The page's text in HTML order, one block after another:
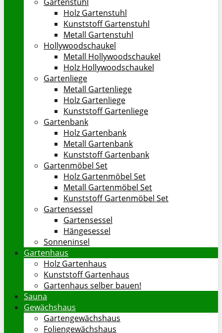
Holz Gartenstuhl
Kunststoff Gartenstuhl
Metall Gartenstuhl
Hollywoodschaukel
Metall Hollywoodschaukel
Holz Hollywoodschaukel
Gartenliege
Metall Gartenliege
Holz Gartenliege
Kunststoff Gartenliege
Gartenbank
Holz Gartenbank
Metall Gartenbank
Kunststoff Gartenbank
Gartenmöbel Set
Holz Gartenmöbel Set
Metall Gartenmöbel Set
Kunststoff Gartenmöbel Set
Gartensessel
Gartensessel
Hängesessel
Sonneninsel
Gartenhaus
Holz Gartenhaus
Kunststoff Gartenhaus
Gartenhaus selber bauen!
Sauna
Gewächshaus
Gartengewächshaus
Foliengewächshaus